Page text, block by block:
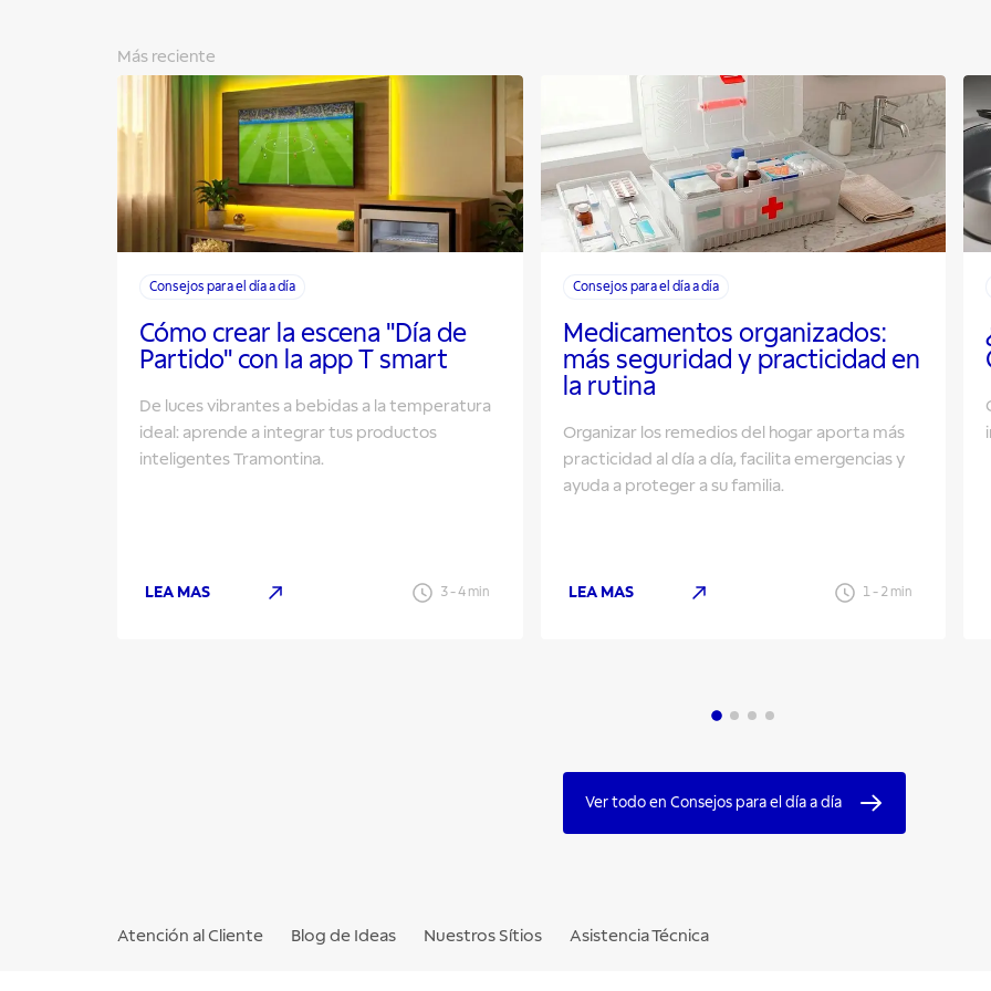
Más reciente
Consejos para el día a día
Cómo crear la escena "Día de
Partido" con la app T smart
De luces vibrantes a bebidas a la temperatura
ideal: aprende a integrar tus productos
inteligentes Tramontina.
LEA MAS 3-4min
Consejos para el día a día
Medicamentos organizados:
más seguridad y practicidad en
la rutina
Organizar los remedios del hogar aporta más
practicidad al día a día, facilita emergencias y
ayuda a proteger a su familia.
LEA MAS 1- 2 min
Ver todo en Consejos para el día a día
Atención al Cliente Blog de Ideas Nuestros Sítios Asistencia Técnica